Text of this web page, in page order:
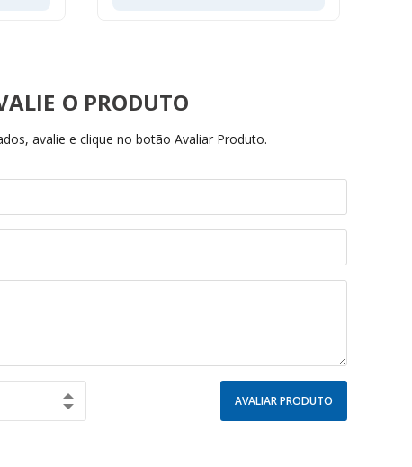
avalie e clique no botão Avaliar Produto.
AVALIAR PRODUTO